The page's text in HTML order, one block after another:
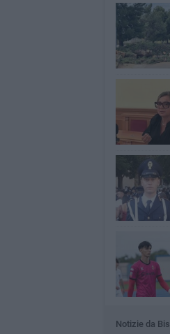
Notizie da